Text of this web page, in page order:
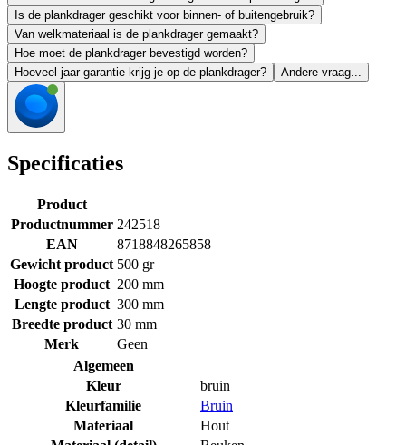
Is de plankdrager geschikt voor binnen- of buitengebruik?
Van welkmateriaal is de plankdrager gemaakt?
Hoe moet de plankdrager bevestigd worden?
Hoeveel jaar garantie krijg je op de plankdrager?
Andere vraag...
Specificaties
Product
Productnummer 242518
EAN
8718848265858
Gewicht product 500 gr
Hoogte product 200 mm
Lengte product 300 mm
Breedte product 30 mm
Merk
Geen
Algemeen
Kleur
bruin
Kleurfamilie
Bruin
Materiaal
Hout